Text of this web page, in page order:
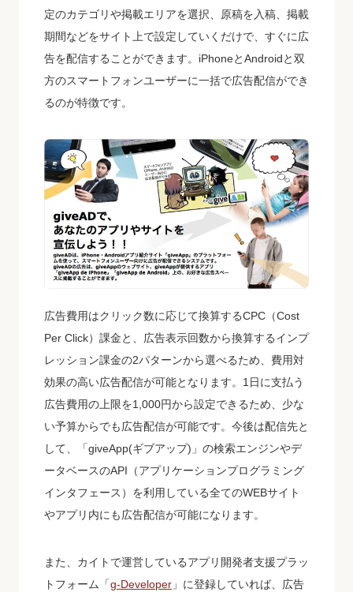
定のカテゴリや掲載エリアを選択、原稿を入稿、掲載
期間などをサイト上で設定していくだけで、すぐに広
告を配信することができます。iPhoneとAndroidと双
方のスマートフォンユーザーに一括で広告配信ができ
るのが特徴です。
広告費用はクリック数に応じて換算するCPC（Cost
Per Click）課金と、広告表示回数から換算するインプ
レッション課金の2パターンから選べるため、費用対
効果の高い広告配信が可能となります。1日に支払う
広告費用の上限を1,000円から設定できるため、少な
い予算からでも広告配信が可能です。今後は配信先と
して、「giveApp(ギブアップ)」の検索エンジンやデ
ータベースのAPI（アプリケーションプログラミング
インタフェース）を利用している全てのWEBサイト
やアプリ内にも広告配信が可能になります。
また、カイトで運営しているアプリ開発者支援プラッ
トフォーム「g-Developer 」に登録していれば、広告